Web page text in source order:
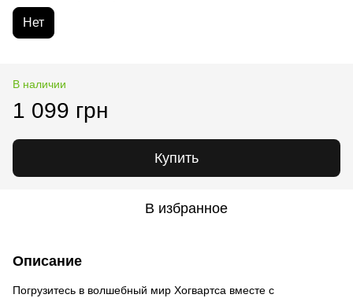
Нет
В наличии
1 099 грн
Купить
В избранное
Описание
Погрузитесь в волшебный мир Хогвартса вместе с